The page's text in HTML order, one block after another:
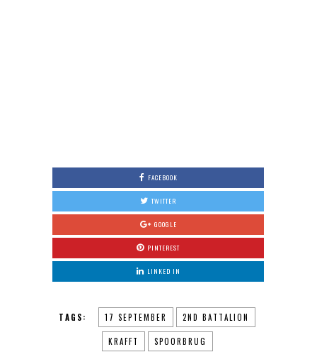
FACEBOOK
TWITTER
GOOGLE
PINTEREST
LINKED IN
TAGS: 17 SEPTEMBER 2ND BATTALION
KRAFFT SPOORBRUG